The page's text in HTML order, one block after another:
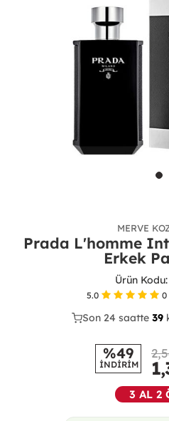
MERVE
Prada L'homme
Erkek
Ürün Kodu:
5.0 0
22
Son 24 saatte 39
%49
İNDİRİM
3 AL 2